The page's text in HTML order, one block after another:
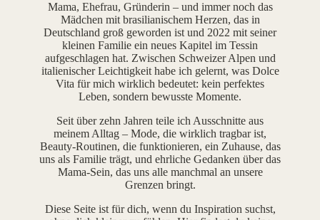
Mama, Ehefrau, Gründerin – und immer noch das
Mädchen mit brasilianischem Herzen, das in
Deutschland groß geworden ist und 2022 mit seiner
kleinen Familie ein neues Kapitel im Tessin
aufgeschlagen hat. Zwischen Schweizer Alpen und
italienischer Leichtigkeit habe ich gelernt, was Dolce
Vita für mich wirklich bedeutet: kein perfektes
Leben, sondern bewusste Momente.
Seit über zehn Jahren teile ich Ausschnitte aus
meinem Alltag – Mode, die wirklich tragbar ist,
Beauty-Routinen, die funktionieren, ein Zuhause, das
uns als Familie trägt, und ehrliche Gedanken über das
Mama-Sein, das uns alle manchmal an unsere
Grenzen bringt.
Diese Seite ist für dich, wenn du Inspiration suchst,